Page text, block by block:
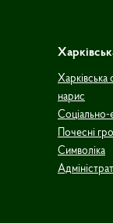
Харківська
нарис
Соціально-
Почесні
Символіка